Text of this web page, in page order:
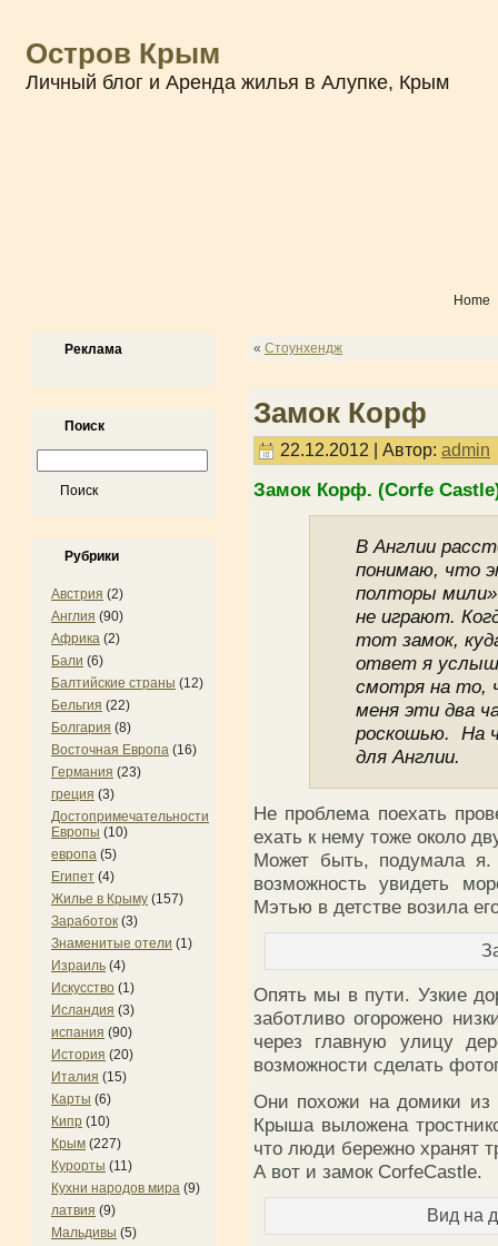
Остров Крым
Личный блог и Аренда жилья в Алупке, Крым
Home
Реклама
Поиск
Рубрики
Австрия (2)
Англия (90)
Африка (2)
Бали (6)
Балтийские страны (12)
Бельгия (22)
Болгария (8)
Восточная Европа (16)
Германия (23)
греция (3)
Достопримечательности
Европы (10)
европа (5)
Египет (4)
Жилье в Крыму (157)
Заработок (3)
Знаменитые отели (1)
Израиль (4)
Искусство (1)
Исландия (3)
испания (90)
История (20)
Италия (15)
Карты (6)
Кипр (10)
Крым (227)
Курорты (11)
Кухни народов мира (9)
латвия (9)
Мальдивы (5)
« Стоунхендж
Замок Корф
22.12.2012 | Автор: admin
Замок Корф. (Corfe
В Англии
понимаю, что
полторы
не играют.
тот замок,
ответ я
смотря на то,
меня эти два
роскошью. На
для Англии.
Не проблема поехать
ехать к нему тоже около
Может быть, подумала я.
возможность увидеть
Мэтью в детстве возила
Опять мы в пути. Узкие
заботливо огорожено
через главную улицу
возможности сделать
Они похожи на домики из
Крыша выложена
что люди бережно хранят
А вот и замок CorfeCastle.
Вид на